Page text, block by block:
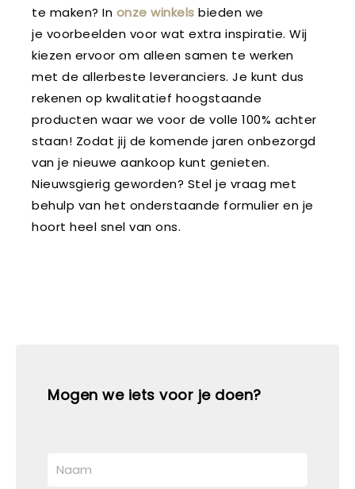
te maken? In onze winkels bieden we
je voorbeelden voor wat extra inspiratie. Wij
kiezen ervoor om alleen samen te werken
met de allerbeste leveranciers. Je kunt dus
rekenen op kwalitatief hoogstaande
producten waar we voor de volle 100% achter
staan! Zodat jij de komende jaren onbezorgd
van je nieuwe aankoop kunt genieten.
Nieuwsgierig geworden? Stel je vraag met
behulp van het onderstaande formulier en je
hoort heel snel van ons.
Mogen we iets voor je doen?